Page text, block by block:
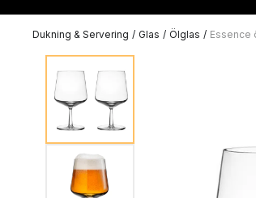
Dukning & Servering / Glas / Ölglas / Essence